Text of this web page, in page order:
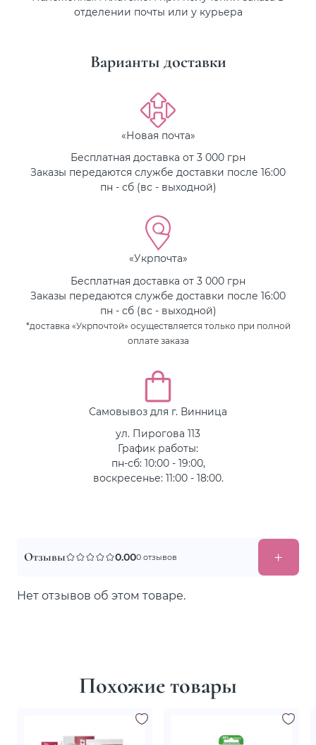
отделении почты или у курьера
Варианты доставки
«Новая почта»
Бесплатная доставка от 3 000 грн
Заказы передаются службе доставки после 16:00
пн - сб (вс - выходной)
«Укрпочта»
Бесплатная доставка от 3 000 грн
Заказы передаются службе доставки после 16:00
пн - сб (вс - выходной)
*доставка «Укрпочтой» осуществляется только при полной
оплате заказа
Самовывоз для г. Винница
ул. Пирогова 113
График работы:
пн-сб: 10:00 - 19:00,
воскресенье: 11:00 - 18:00.
Отзывы 0.000 отзывов
Нет отзывов об этом товаре.
Похожие товары